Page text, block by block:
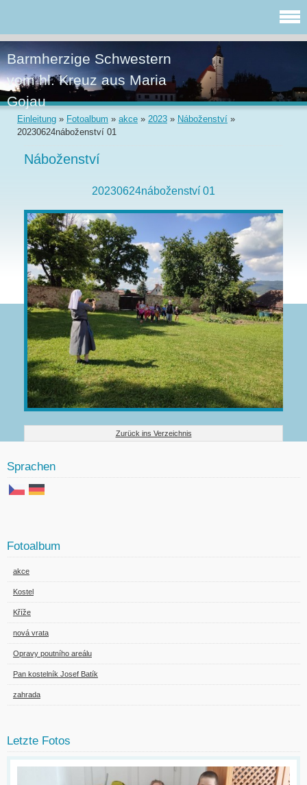
Barmherzige Schwestern
vom hl. Kreuz aus Maria
Gojau
Einleitung » Fotoalbum » akce » 2023 » Náboženství »
20230624náboženství 01
Náboženství
20230624náboženství 01
Zurück ins Verzeichnis
Sprachen
Fotoalbum
akce
Kostel
Kříže
nová vrata
Opravy poutního areálu
Pan kostelník Josef Batík
zahrada
Letzte Fotos